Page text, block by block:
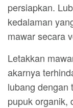
persiapkan.
kedalaman
mawar secara
Letakkan
akarnya
lubang dengan
pupuk organik,